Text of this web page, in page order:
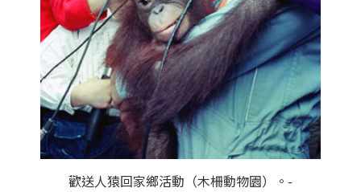
歡送人猿回家鄉活動（木柵動物園）。-